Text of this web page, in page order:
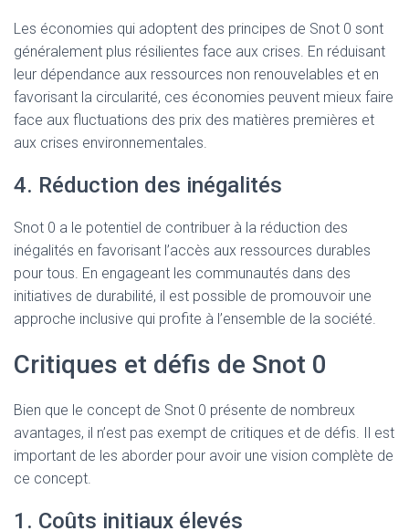
Les économies qui adoptent des principes de Snot 0 sont
généralement plus résilientes face aux crises. En réduisant
leur dépendance aux ressources non renouvelables et en
favorisant la circularité, ces économies peuvent mieux faire
face aux fluctuations des prix des matières premières et
aux crises environnementales.
4. Réduction des inégalités
Snot 0 a le potentiel de contribuer à la réduction des
inégalités en favorisant l’accès aux ressources durables
pour tous. En engageant les communautés dans des
initiatives de durabilité, il est possible de promouvoir une
approche inclusive qui profite à l’ensemble de la société.
Critiques et défis de Snot 0
Bien que le concept de Snot 0 présente de nombreux
avantages, il n’est pas exempt de critiques et de défis. Il est
important de les aborder pour avoir une vision complète de
ce concept.
1. Coûts initiaux élevés